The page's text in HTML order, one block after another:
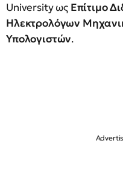
University ως Επίτιμο
Ηλεκτρολόγων
Υπολογιστών.